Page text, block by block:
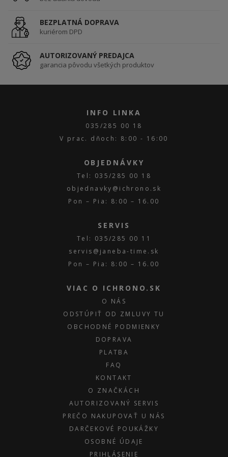
BEZPLATNÁ DOPRAVA
kuriérom DPD
AUTORIZOVANÝ PREDAJCA
garancia pôvodu všetkých produktov
INFO LINKA
035/285 00 18
V prac. dňoch: 8:00 - 16:00
OBJEDNÁVKY
Tel: 035/285 00 18
objednavky@ichrono.sk
Pon – Pia: 8:00 – 16.00
SERVIS
Tel: 035/285 00 11
servis@janeba-time.sk
Pon – Pia: 8:00 – 16.00
VIAC O ICHRONO.SK
O NÁS
ODSTÚPIŤ OD ZMLUVY TU
OBCHODNÉ PODMIENKY
DOPRAVA
PLATBA
FAQ
KONTAKT
O ZNAČKÁCH
AUTORIZOVANÝ SERVIS
PREČO NAKUPOVAŤ U NÁS
DARČEKOVÉ POUKÁŽKY
OSOBNÉ ÚDAJE
PRIHLÁSENIE